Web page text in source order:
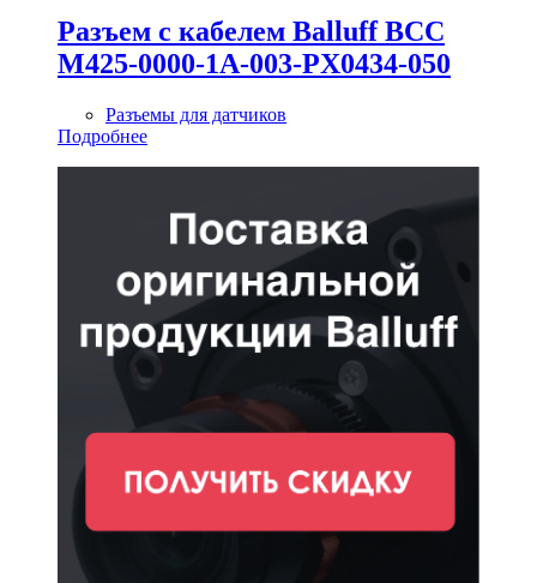
Разъем с кабелем Balluff BCC
M425-0000-1A-003-PX0434-050
Разъемы для датчиков
Подробнее